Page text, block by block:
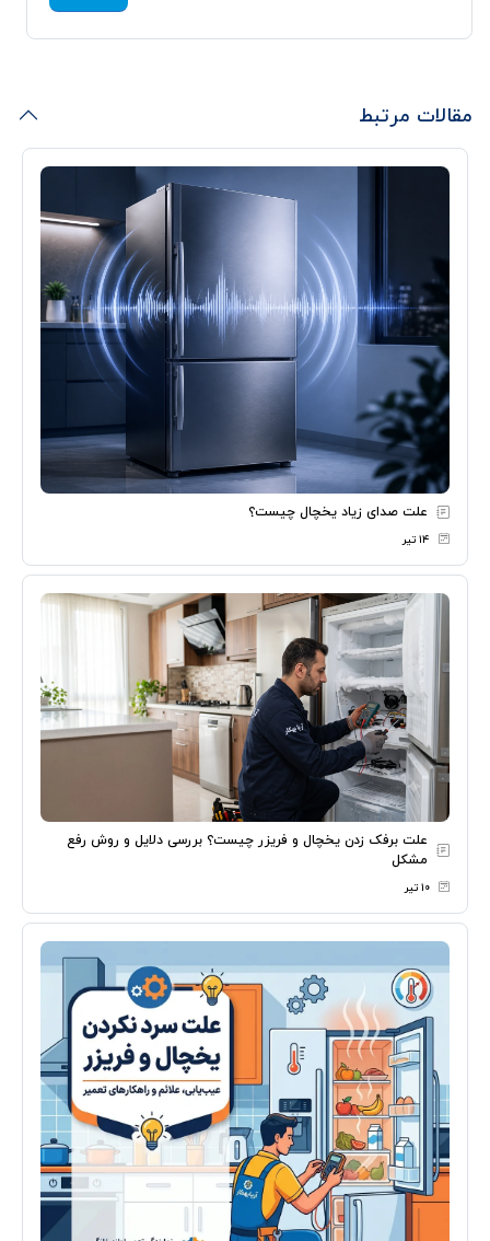
مقالات مرتبط
علت صدای زیاد یخچال چیست؟
۱۴ تیر
علت برفک زدن یخچال و فریزر چیست؟ بررسی دلایل و روش رفع
مشکل
۱۰ تیر